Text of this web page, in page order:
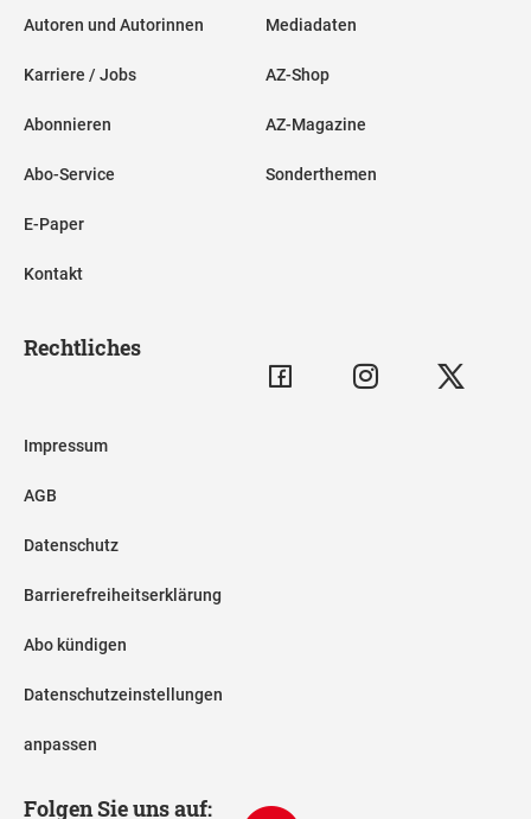
Autoren und Autorinnen
Karriere / Jobs
Abonnieren
Abo-Service
E-Paper
Kontakt
Mediadaten
AZ-Shop
AZ-Magazine
Sonderthemen
Rechtliches
Impressum
AGB
Datenschutz
Barrierefreiheitserklärung
Abo kündigen
Datenschutzeinstellungen
anpassen
Folgen Sie uns auf: